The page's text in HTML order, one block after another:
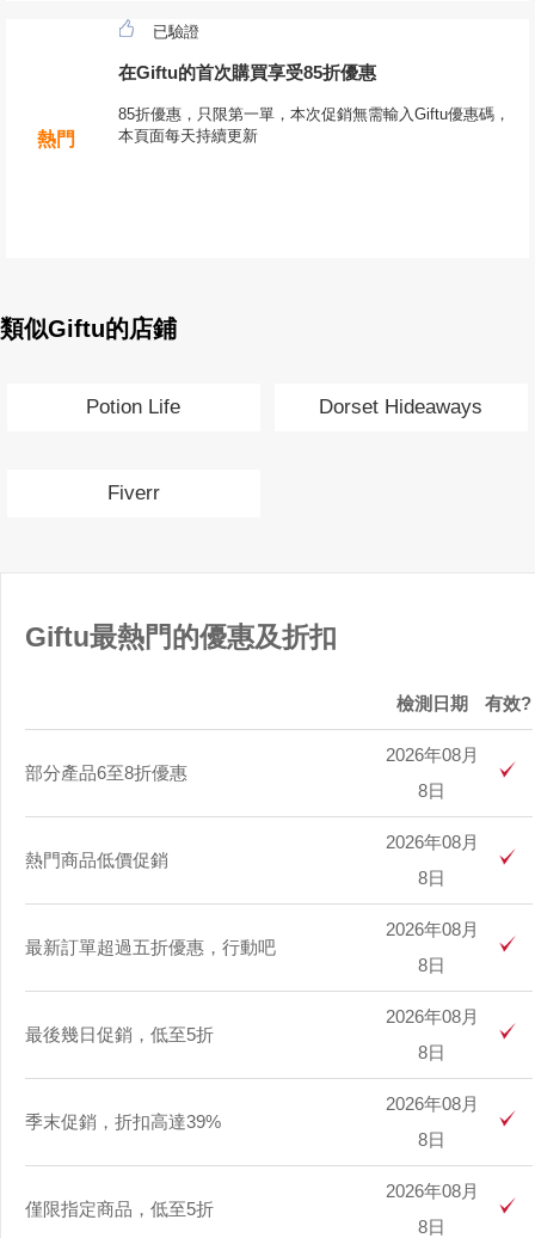
熱門
已驗證
在Giftu的首次購買享受85折優惠
85折優惠，只限第一單，本次促銷無需輸入Giftu優惠碼，
本頁面每天持續更新
類似Giftu的店鋪
Potion Life Dorset Hideaways
Fiverr
Giftu最熱門的優惠及折扣
檢測日期 有效?
部分產品6至8折優惠
2026年08月
8日
熱門商品低價促銷
2026年08月
8日
最新訂單超過五折優惠，行動吧
2026年08月
8日
最後幾日促銷，低至5折
2026年08月
8日
季末促銷，折扣高達39%
2026年08月
8日
僅限指定商品，低至5折
2026年08月
8日